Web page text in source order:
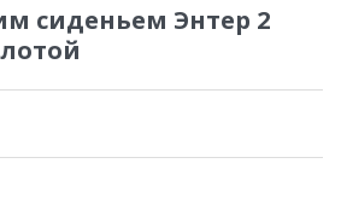
сиденьем Энтер 2